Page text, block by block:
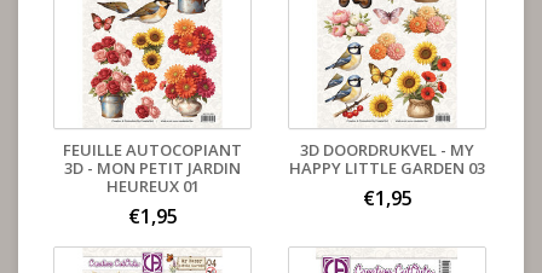
FEUILLE AUTOCOPIANT
3D - MON PETIT JARDIN
HEUREUX 01
€1,95
3D DOORDRUKVEL - MY
HAPPY LITTLE GARDEN 03
€1,95